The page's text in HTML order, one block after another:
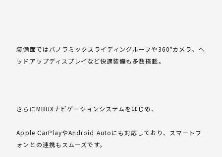
装備面ではパノラミックスライディングルーフや360°カメラ、ヘ
ッドアップディスプレイなど快適装備も多数搭載。
さらにMBUXナビゲーションシステムをはじめ、
Apple CarPlayやAndroid Autoにも対応しており、スマートフ
ォンとの連携もスムーズです。